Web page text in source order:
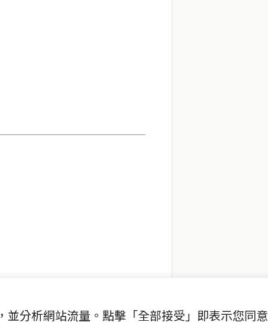
分析網站流量。點擊「全部接受」即表示您同意